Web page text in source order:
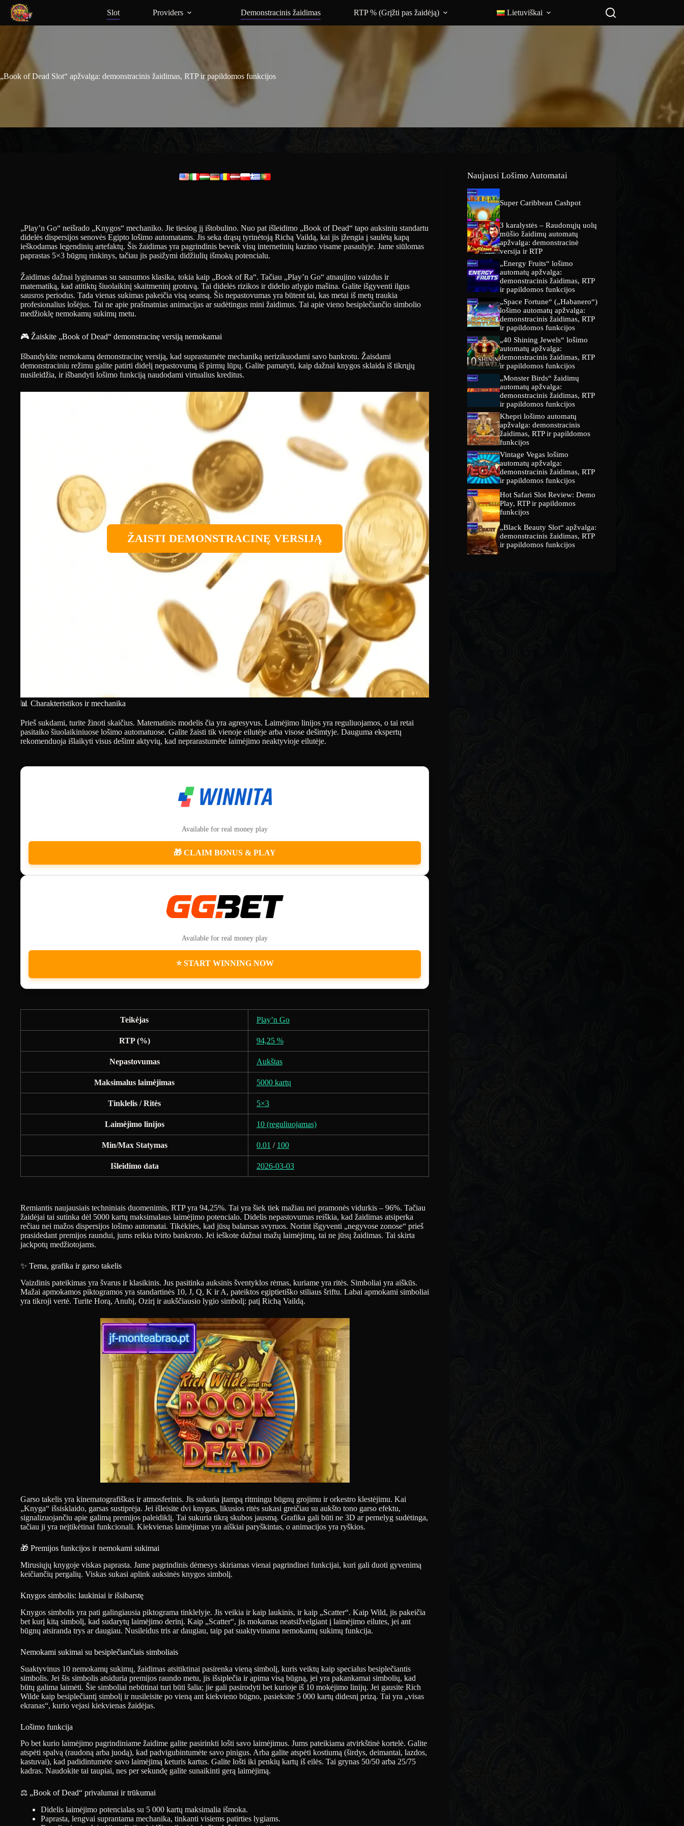
Slot Providers Demonstracinis žaidimas RTP % (Grįžti pas žaidėją) Lietuviškai
„Book of Dead Slot“ apžvalga: demonstracinis žaidimas, RTP ir papildomos funkcijos
„Play’n Go“ neišrado „Knygos“ mechaniko. Jie tiesiog jį ištobulino. Nuo pat išleidimo „Book of Dead“ tapo auksiniu standartu
didelės dispersijos senovės Egipto lošimo automatams. Jis seka drąsų tyrinėtoją Richą Vaildą, kai jis įžengia į saulėtą kapą
ieškodamas legendinių artefaktų. Šis žaidimas yra pagrindinis beveik visų internetinių kazino visame pasaulyje. Jame siūlomas
paprastas 5×3 būgnų rinkinys, tačiau jis pasižymi didžiulių išmokų potencialu.
Žaidimas dažnai lyginamas su sausumos klasika, tokia kaip „Book of Ra“. Tačiau „Play’n Go“ atnaujino vaizdus ir
matematiką, kad atitiktų šiuolaikinį skaitmeninį grotuvą. Tai didelės rizikos ir didelio atlygio mašina. Galite išgyventi ilgus
sausros periodus. Tada vienas sukimas pakeičia visą seansą. Šis nepastovumas yra būtent tai, kas metai iš metų traukia
profesionalius lošėjus. Tai ne apie prašmatnias animacijas ar sudėtingus mini žaidimus. Tai apie vieno besiplečiančio simbolio
medžioklę nemokamų sukimų metu.
🎮 Žaiskite „Book of Dead“ demonstracinę versiją nemokamai
Išbandykite nemokamą demonstracinę versiją, kad suprastumėte mechaniką nerizikuodami savo bankrotu. Žaisdami
demonstraciniu režimu galite patirti didelį nepastovumą iš pirmų lūpų. Galite pamatyti, kaip dažnai knygos sklaida iš tikrųjų
nusileidžia, ir išbandyti lošimo funkciją naudodami virtualius kreditus.
ŽAISTI DEMONSTRACINĘ VERSIJĄ
📊 Charakteristikos ir mechanika
Prieš sukdami, turite žinoti skaičius. Matematinis modelis čia yra agresyvus. Laimėjimo linijos yra reguliuojamos, o tai retai
pasitaiko šiuolaikiniuose lošimo automatuose. Galite žaisti tik vienoje eilutėje arba visose dešimtyje. Dauguma ekspertų
rekomenduoja išlaikyti visus dešimt aktyvių, kad neprarastumėte laimėjimo neaktyvioje eilutėje.
Available for real money play
🎁 CLAIM BONUS & PLAY
Available for real money play
⭐ START WINNING NOW
Teikėjas Play’n Go
RTP (%) 94,25 %
Nepastovumas Aukštas
Maksimalus laimėjimas 5000 kartų
Tinklelis / Ritės 5×3
Laimėjimo linijos 10 (reguliuojamas)
Min/Max Statymas 0.01 / 100
Išleidimo data 2026-03-03
Remiantis naujausiais techniniais duomenimis, RTP yra 94,25%. Tai yra šiek tiek mažiau nei pramonės vidurkis – 96%. Tačiau
žaidėjai tai sutinka dėl 5000 kartų maksimalaus laimėjimo potencialo. Didelis nepastovumas reiškia, kad žaidimas atsiperka
rečiau nei mažos dispersijos lošimo automatai. Tikėkitės, kad jūsų balansas svyruos. Norint išgyventi „negyvose zonose“ prieš
prasidedant premijos raundui, jums reikia tvirto bankroto. Jei ieškote dažnai mažų laimėjimų, tai ne jūsų žaidimas. Tai skirta
jackpotų medžiotojams.
✨ Tema, grafika ir garso takelis
Vaizdinis pateikimas yra švarus ir klasikinis. Jus pasitinka auksinis šventyklos rėmas, kuriame yra ritės. Simboliai yra aiškūs.
Mažai apmokamos piktogramos yra standartinės 10, J, Q, K ir A, pateiktos egiptietiško stiliaus šriftu. Labai apmokami simboliai
yra tikroji vertė. Turite Horą, Anubį, Ozirį ir aukščiausio lygio simbolį: patį Richą Vaildą.
Garso takelis yra kinematografiškas ir atmosferinis. Jis sukuria įtampą ritmingu būgnų grojimu ir orkestro klestėjimu. Kai
„Knyga“ išsisklaido, garsas sustiprėja. Jei išleisite dvi knygas, likusios ritės sukasi greičiau su aukšto tono garso efektu,
signalizuojančiu apie galimą premijos paleidiklį. Tai sukuria tikrą skubos jausmą. Grafika gali būti ne 3D ar pernelyg sudėtinga,
tačiau ji yra neįtikėtinai funkcionali. Kiekvienas laimėjimas yra aiškiai paryškintas, o animacijos yra ryškios.
🎁 Premijos funkcijos ir nemokami sukimai
Mirusiųjų knygoje viskas paprasta. Jame pagrindinis dėmesys skiriamas vienai pagrindinei funkcijai, kuri gali duoti gyvenimą
keičiančių pergalių. Viskas sukasi aplink auksinės knygos simbolį.
Knygos simbolis: laukiniai ir išsibarstę
Knygos simbolis yra pati galingiausia piktograma tinklelyje. Jis veikia ir kaip laukinis, ir kaip „Scatter“. Kaip Wild, jis pakeičia
bet kurį kitą simbolį, kad sudarytų laimėjimo derinį. Kaip „Scatter“, jis mokamas neatsižvelgiant į laimėjimo eilutes, jei ant
būgnų atsiranda trys ar daugiau. Nusileidus tris ar daugiau, taip pat suaktyvinama nemokamų sukimų funkcija.
Nemokami sukimai su besiplečiančiais simboliais
Suaktyvinus 10 nemokamų sukimų, žaidimas atsitiktinai pasirenka vieną simbolį, kuris veiktų kaip specialus besiplečiantis
simbolis. Jei šis simbolis atsiduria premijos raundo metu, jis išsiplečia ir apima visą būgną, jei yra pakankamai simbolių, kad
būtų galima laimėti. Šie simboliai nebūtinai turi būti šalia; jie gali pasirodyti bet kurioje iš 10 mokėjimo linijų. Jei gausite Rich
Wilde kaip besiplečiantį simbolį ir nusileisite po vieną ant kiekvieno būgno, pasieksite 5 000 kartų didesnį prizą. Tai yra „visas
ekranas“, kurio vejasi kiekvienas žaidėjas.
Lošimo funkcija
Po bet kurio laimėjimo pagrindiniame žaidime galite pasirinkti lošti savo laimėjimus. Jums pateikiama atvirkštinė kortelė. Galite
atspėti spalvą (raudoną arba juodą), kad padvigubintumėte savo pinigus. Arba galite atspėti kostiumą (širdys, deimantai, lazdos,
kastuvai), kad padidintumėte savo laimėjimą keturis kartus. Galite lošti iki penkių kartų iš eilės. Tai grynas 50/50 arba 25/75
kadras. Naudokite tai taupiai, nes per sekundę galite sunaikinti gerą laimėjimą.
⚖️ „Book of Dead“ privalumai ir trūkumai
Didelis laimėjimo potencialas su 5 000 kartų maksimalia išmoka.
Paprasta, lengvai suprantama mechanika, tinkanti visiems patirties lygiams.
Naujausi Lošimo Automatai
Super Caribbean Cashpot
3 karalystės – Raudonųjų uolų
mūšio žaidimų automatų
apžvalga: demonstracinė
versija ir RTP
„Energy Fruits“ lošimo
automatų apžvalga:
demonstracinis žaidimas, RTP
ir papildomos funkcijos
„Space Fortune“ („Habanero“)
lošimo automatų apžvalga:
demonstracinis žaidimas, RTP
ir papildomos funkcijos
„40 Shining Jewels“ lošimo
automatų apžvalga:
demonstracinis žaidimas, RTP
ir papildomos funkcijos
„Monster Birds“ žaidimų
automatų apžvalga:
demonstracinis žaidimas, RTP
ir papildomos funkcijos
Khepri lošimo automatų
apžvalga: demonstracinis
žaidimas, RTP ir papildomos
funkcijos
Vintage Vegas lošimo
automatų apžvalga:
demonstracinis žaidimas, RTP
ir papildomos funkcijos
Hot Safari Slot Review: Demo
Play, RTP ir papildomos
funkcijos
„Black Beauty Slot“ apžvalga:
demonstracinis žaidimas, RTP
ir papildomos funkcijos